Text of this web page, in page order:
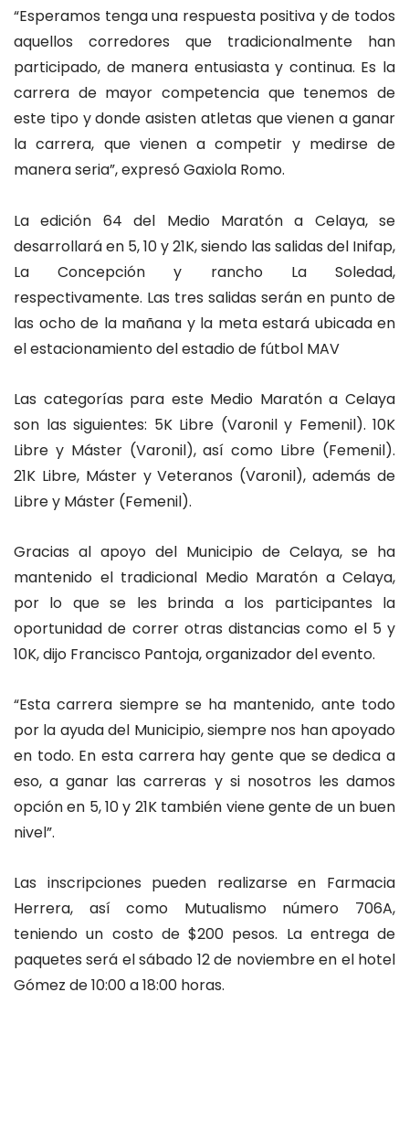
“Esperamos tenga una respuesta positiva y de todos
aquellos corredores que tradicionalmente han
participado, de manera entusiasta y continua. Es la
carrera de mayor competencia que tenemos de
este tipo y donde asisten atletas que vienen a ganar
la carrera, que vienen a competir y medirse de
manera seria”, expresó Gaxiola Romo.
La edición 64 del Medio Maratón a Celaya, se
desarrollará en 5, 10 y 21K, siendo las salidas del Inifap,
La Concepción y rancho La Soledad,
respectivamente. Las tres salidas serán en punto de
las ocho de la mañana y la meta estará ubicada en
el estacionamiento del estadio de fútbol MAV
Las categorías para este Medio Maratón a Celaya
son las siguientes: 5K Libre (Varonil y Femenil). 10K
Libre y Máster (Varonil), así como Libre (Femenil).
21K Libre, Máster y Veteranos (Varonil), además de
Libre y Máster (Femenil).
Gracias al apoyo del Municipio de Celaya, se ha
mantenido el tradicional Medio Maratón a Celaya,
por lo que se les brinda a los participantes la
oportunidad de correr otras distancias como el 5 y
10K, dijo Francisco Pantoja, organizador del evento.
“Esta carrera siempre se ha mantenido, ante todo
por la ayuda del Municipio, siempre nos han apoyado
en todo. En esta carrera hay gente que se dedica a
eso, a ganar las carreras y si nosotros les damos
opción en 5, 10 y 21K también viene gente de un buen
nivel”.
Las inscripciones pueden realizarse en Farmacia
Herrera, así como Mutualismo número 706A,
teniendo un costo de $200 pesos. La entrega de
paquetes será el sábado 12 de noviembre en el hotel
Gómez de 10:00 a 18:00 horas.